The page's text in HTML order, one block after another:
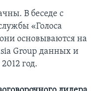
В беседе с
«Голоса
основываются на
Group данных и
год.